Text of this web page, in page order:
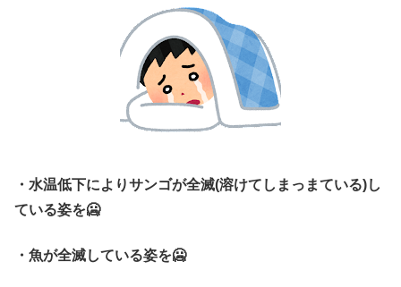
・水温低下によりサンゴが全滅(溶けてしまっまている)し
ている姿を🥶
・魚が全滅している姿を🥶